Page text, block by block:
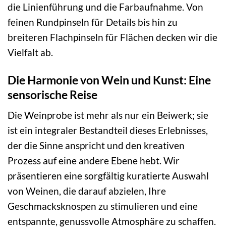
die Linienführung und die Farbaufnahme. Von
feinen Rundpinseln für Details bis hin zu
breiteren Flachpinseln für Flächen decken wir die
Vielfalt ab.
Die Harmonie von Wein und Kunst: Eine
sensorische Reise
Die Weinprobe ist mehr als nur ein Beiwerk; sie
ist ein integraler Bestandteil dieses Erlebnisses,
der die Sinne anspricht und den kreativen
Prozess auf eine andere Ebene hebt. Wir
präsentieren eine sorgfältig kuratierte Auswahl
von Weinen, die darauf abzielen, Ihre
Geschmacksknospen zu stimulieren und eine
entspannte, genussvolle Atmosphäre zu schaffen.